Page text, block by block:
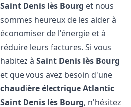
Saint Denis lès Bourg et nous
sommes heureux de les aider à
économiser de l'énergie et à
réduire leurs factures. Si vous
habitez àSaint Denis lès Bourg
et que vous avez besoin d'une
chaudière électrique Atlantic
Saint Denis lès Bourg, n'hésitez